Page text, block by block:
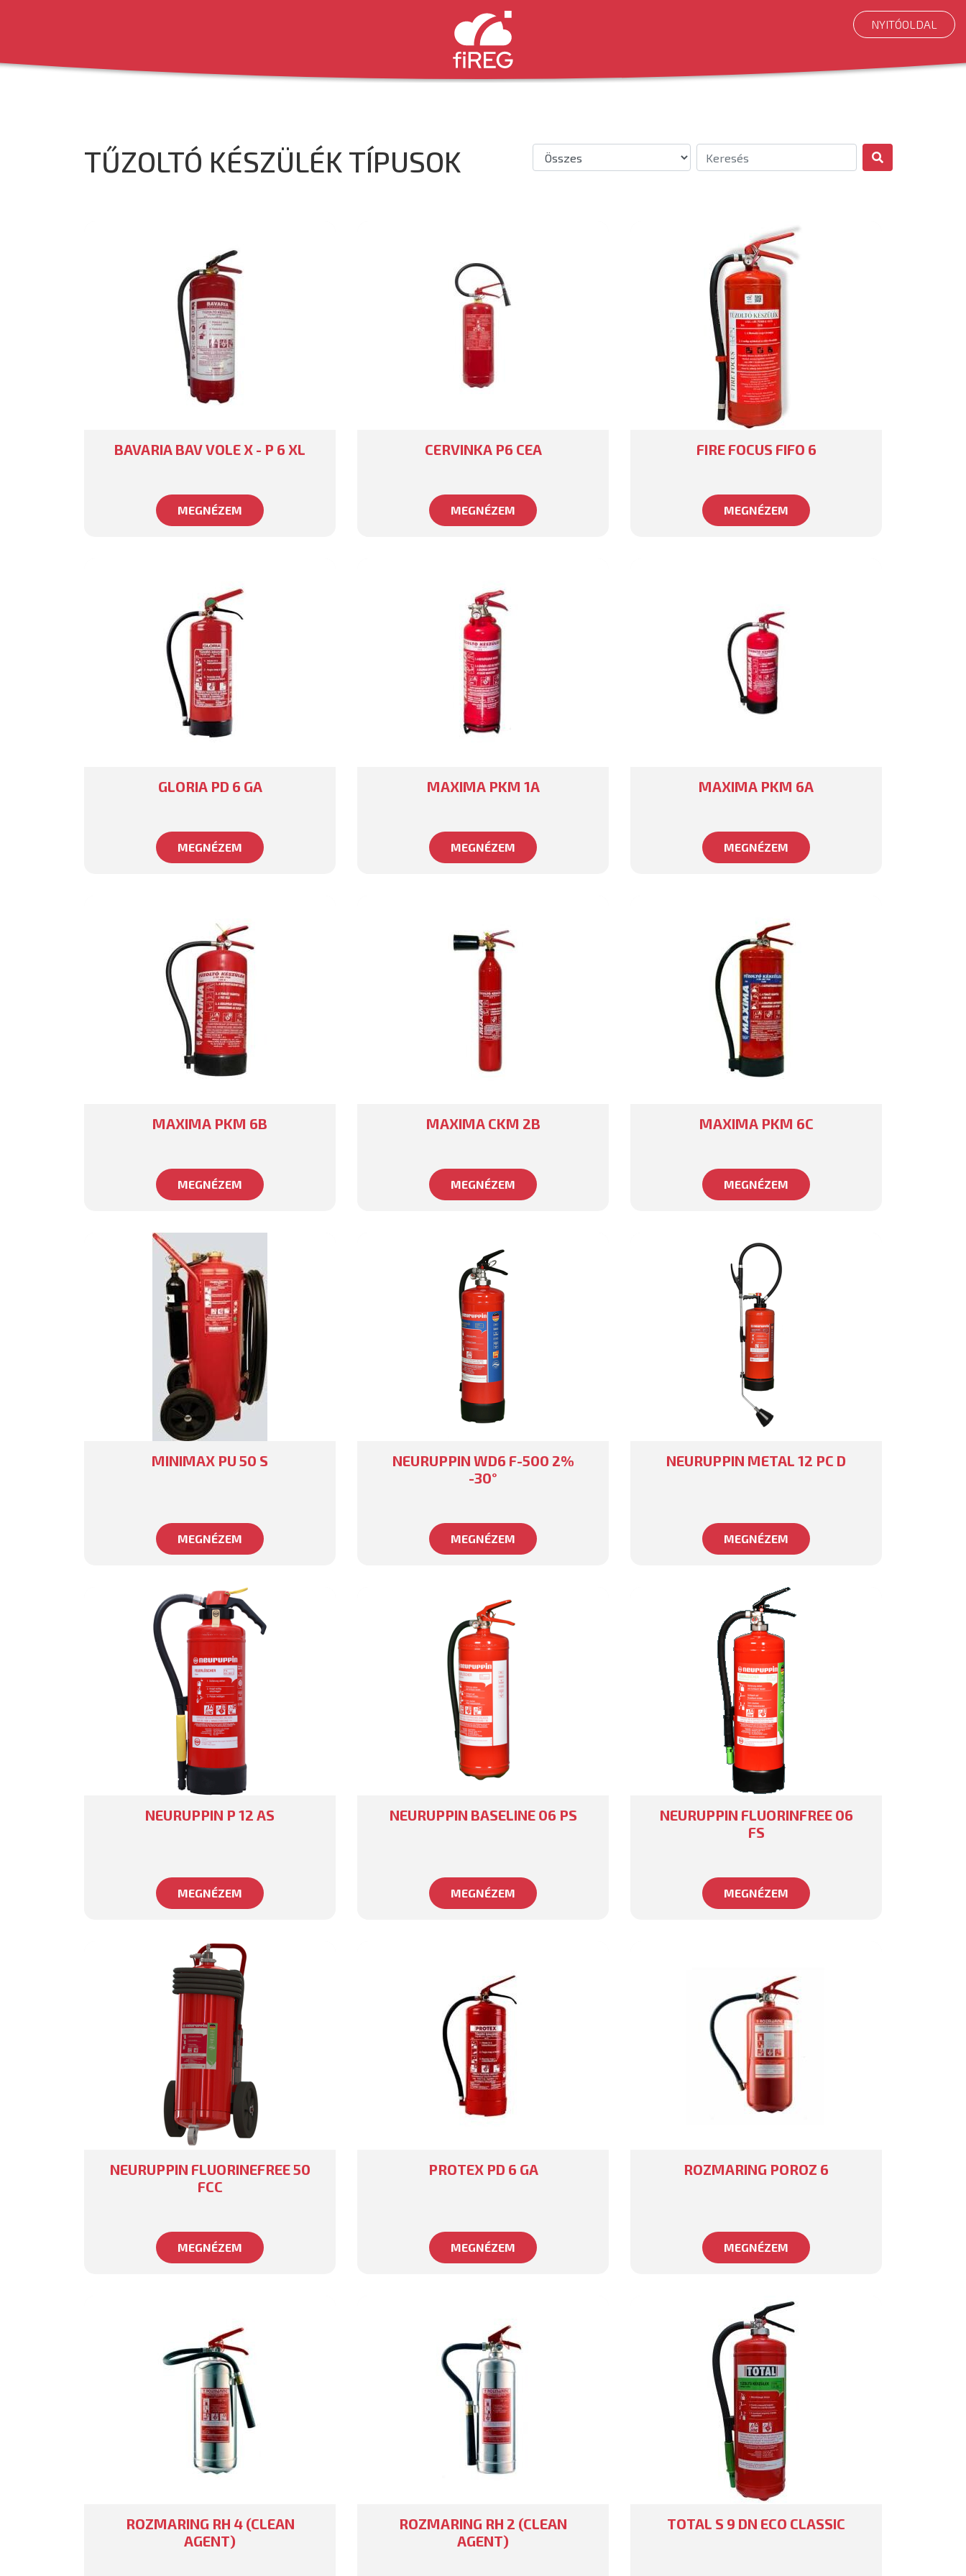
NYITÓOLDAL
TŰZOLTÓ KÉSZÜLÉK TÍPUSOK
BAVARIA BAV VOLE X - P 6 XL
MEGNÉZEM
CERVINKA P6 CEA
MEGNÉZEM
FIRE FOCUS FIFO 6
MEGNÉZEM
GLORIA PD 6 GA
MEGNÉZEM
MAXIMA PKM 1A
MEGNÉZEM
MAXIMA PKM 6A
MEGNÉZEM
MAXIMA PKM 6B
MEGNÉZEM
MAXIMA CKM 2B
MEGNÉZEM
MAXIMA PKM 6C
MEGNÉZEM
MINIMAX PU 50 S
MEGNÉZEM
NEURUPPIN WD6 F-500 2%
-30°
MEGNÉZEM
NEURUPPIN METAL 12 PC D
MEGNÉZEM
NEURUPPIN P 12 AS
MEGNÉZEM
NEURUPPIN BASELINE 06 PS
MEGNÉZEM
NEURUPPIN FLUORINFREE 06
FS
MEGNÉZEM
NEURUPPIN FLUORINEFREE 50
FCC
MEGNÉZEM
PROTEX PD 6 GA
MEGNÉZEM
ROZMARING POROZ 6
MEGNÉZEM
ROZMARING RH 4 (CLEAN
AGENT)
ROZMARING RH 2 (CLEAN
AGENT)
TOTAL S 9 DN ECO CLASSIC